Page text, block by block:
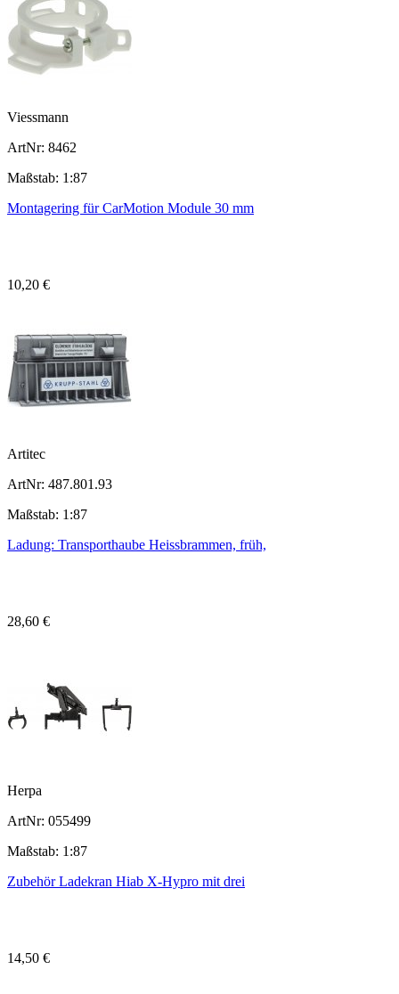
Viessmann
ArtNr: 8462
Maßstab: 1:87
Montagering für CarMotion Module 30 mm
10,20 €
Artitec
ArtNr: 487.801.93
Maßstab: 1:87
Ladung: Transporthaube Heissbrammen, früh,
28,60 €
Herpa
ArtNr: 055499
Maßstab: 1:87
Zubehör Ladekran Hiab X-Hypro mit drei
14,50 €